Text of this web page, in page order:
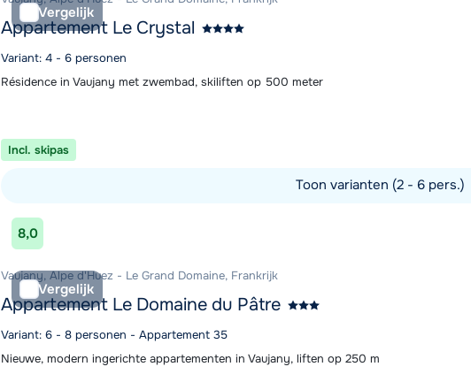
Vergelijk
Appartement Le Crystal
Variant: 4 - 6 personen
Résidence in Vaujany met zwembad, skiliften op 500 meter
Incl. skipas
Toon varianten (2 - 6 pers.)
Bekijk accommodatie
8,0
Vergelijk
Vaujany, Alpe d'Huez - Le Grand Domaine, Frankrijk
Appartement Le Domaine du Pâtre
Variant: 6 - 8 personen - Appartement 35
Nieuwe, modern ingerichte appartementen in Vaujany, liften op 250 m